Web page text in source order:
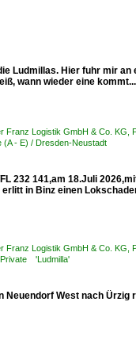
Ludmillas. Hier fuhr mir
wann wieder eine kommt...
Franz Logistik GmbH & Co. KG,
(A - E) / Dresden-Neustadt
232 141,am 18.Juli
in Binz einen
Franz Logistik GmbH & Co. KG,
'Ludmilla'
West nach